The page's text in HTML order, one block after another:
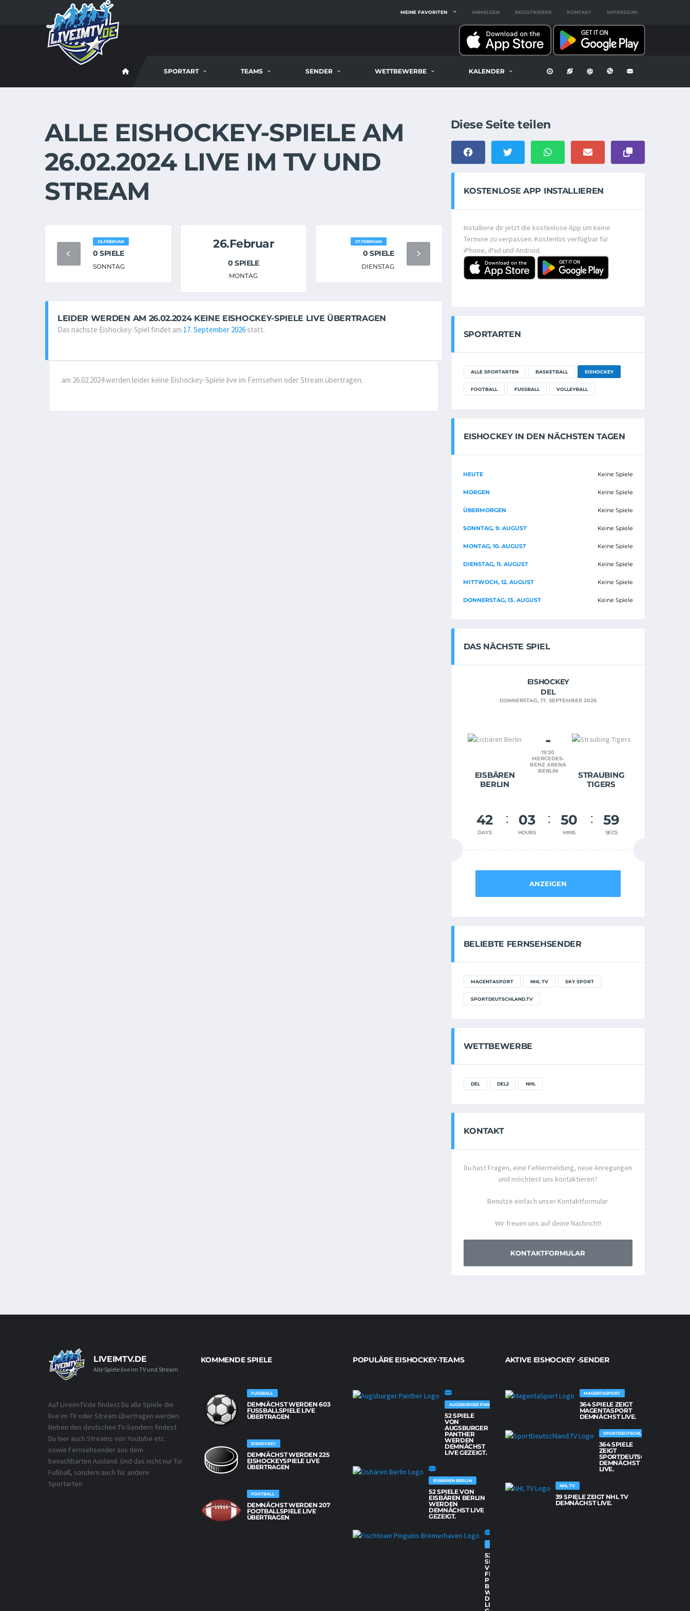
MEINE FAVORITEN ANMELDEN REGISTRIEREN KONTAKT IMPRESSUM
SPORTART TEAMS SENDER WETTBEWERBE KALENDER
ALLE EISHOCKEY-SPIELE AM
26.02.2024 LIVE IM TV UND
STREAM
25.FEBRUAR
0 SPIELE
SONNTAG
26.Februar
0 SPIELE
MONTAG
27.FEBRUAR
0 SPIELE
DIENSTAG
LEIDER WERDEN AM 26.02.2024 KEINE EISHOCKEY-SPIELE LIVE ÜBERTRAGEN
Das nächste Eishockey-Spiel findet am 17. September 2026statt.
am 26.02.2024 werden leider keine Eishockey-Spiele live im Fernsehen oder Stream übertragen.
Diese Seite teilen
KOSTENLOSE APP INSTALLIEREN
Installiere dir jetzt die kostenlose App um keine
Termine zu verpassen. Kostenlos verfügbar für
iPhone, iPad und Android.
SPORTARTEN
ALLE SPORTARTEN BASKETBALL EISHOCKEY
FOOTBALL FUSSBALL VOLLEYBALL
EISHOCKEY IN DEN NÄCHSTEN TAGEN
HEUTE Keine Spiele
MORGEN Keine Spiele
ÜBERMORGEN Keine Spiele
SONNTAG, 9. AUGUST Keine Spiele
MONTAG, 10. AUGUST Keine Spiele
DIENSTAG, 11. AUGUST Keine Spiele
MITTWOCH, 12. AUGUST Keine Spiele
DONNERSTAG, 13. AUGUST Keine Spiele
DAS NÄCHSTE SPIEL
EISHOCKEY
DEL
DONNERSTAG, 17. SEPTEMBER 2026
EISBÄREN
BERLIN
-
19:30
MERCEDES-
BENZ ARENA
BERLIN
STRAUBING
TIGERS
42
DAYS
03
HOURS
50
MINS
59
SECS
ANZEIGEN
BELIEBTE FERNSEHSENDER
MAGENTASPORT NHL TV SKY SPORT
SPORTDEUTSCHLAND.TV
WETTBEWERBE
DEL DEL2 NHL
KONTAKT
Du hast Fragen, eine Fehlermeldung, neue Anregungen
und möchtest uns kontaktieren?
Benutze einfach unser Kontaktformular.
Wir freuen uns auf deine Nachricht!
KONTAKTFORMULAR
LIVEIMTV.DE
Alle Spiele live im TV und Stream
Auf LiveimTV.de findest Du alle Spiele die
live im TV oder Stream übertragen werden.
Neben den deutschen TV-Sendern findest
Du hier auch Streams von Youtube etc.
sowie Fernsehsender aus dem
benachbarten Ausland. Und das nicht nur für
Fußball, sondern auch für andere
Sportarten.
KOMMENDE SPIELE
FUSSBALL
DEMNÄCHST WERDEN 603
FUSSBALLSPIELE LIVE Ü
BERTRAGEN
EISHOCKEY
DEMNÄCHST WERDEN 225
EISHOCKEYSPIELE LIVE
ÜBERTRAGEN
FOOTBALL
DEMNÄCHST WERDEN 207
FOOTBALLSPIELE LIVE
ÜBERTRAGEN
POPULÄRE EISHOCKEY-TEAMS
AUGSBURGER PANTHER
52 SPIELE
VON
AUGSBURGER
PANTHER
WERDEN
DEMNÄCHST
LIVE GEZEIGT.
EISBÄREN BERLIN
52 SPIELE VON
EISBÄREN BERLIN
WERDEN
DEMNÄCHST LIVE
GEZEIGT.
FISCHTOWN PINGUINS BREMERHAVEN
52
SPIELE
VON
FISCHTOWN
PINGUINS
BREMERHAVEN
WERDEN
DEMNÄCHST
LIVE
AKTIVE EISHOCKEY -SENDER
MAGENTASPORT
364 SPIELE ZEIGT
MAGENTASPORT
DEMNÄCHST LIVE.
SPORTDEUTSCHLAND.TV
364 SPIELE
ZEIGT
SPORTDEUTSCHLAND.TV
DEMNÄCHST
LIVE.
NHL TV
39 SPIELE ZEIGT NHL TV
DEMNÄCHST LIVE.